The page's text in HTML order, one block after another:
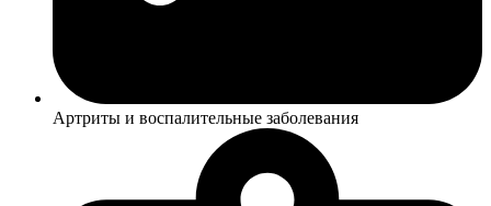
Артриты и воспалительные заболевания